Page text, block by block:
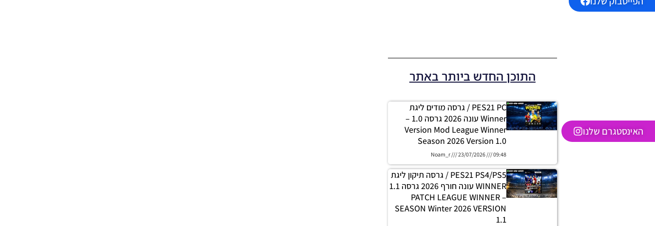
האינסטגרם שלנו
התוכן החדש ביותר באתר
PES21 PC / גרסה מודים ליגת
Winner עונה 2026 גרסה 1.0 –
Version Mod League Winner
Season 2026 Version 1.0
Noam_r 23/07/2026 09:48
PES21 PS4/PS5 / גרסה תיקון ליגת
WINNER עונה חורף 2026 גרסה 1.1
– PATCH LEAGUE WINNER
SEASON Winter 2026 VERSION
1.1